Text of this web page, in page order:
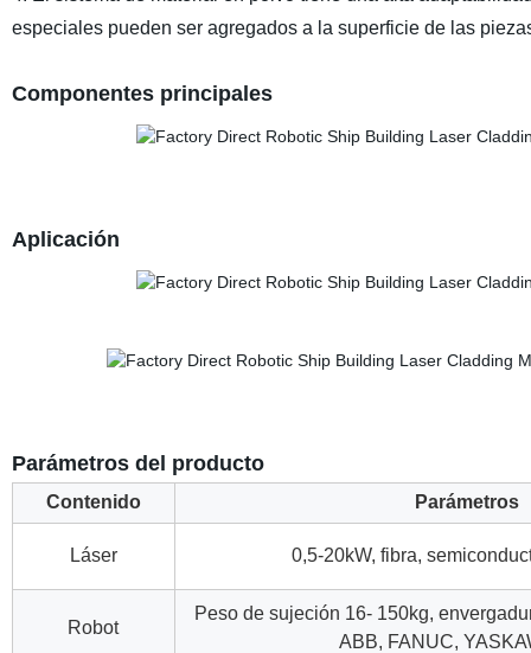
especiales pueden ser agregados a la superficie de las
Componentes principales
Aplicación
Parámetros del producto
Contenido Parámetros
Láser 0,5-20kW, fibra,
Robot
Peso de sujeción 16- 150kg,
ABB, FANUC,